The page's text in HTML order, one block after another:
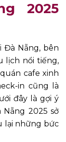
2025
Đà Nẵng, bên
lịch nổi tiếng,
cafe xinh
in cũng là
đây là gợi ý
2025 sở
lại những bức